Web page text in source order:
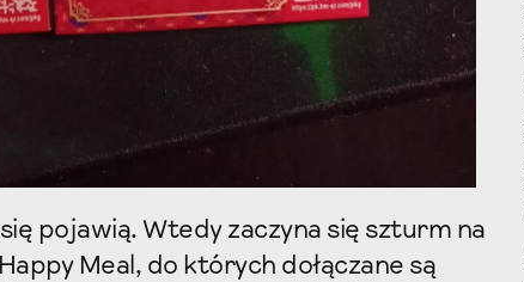
pojawią. Wtedy zaczyna się szturm na
Meal, do których dołączane są